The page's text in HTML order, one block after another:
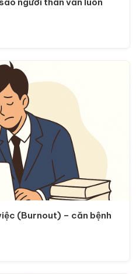
(Burnout) – căn bệnh